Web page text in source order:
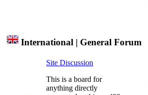
International | General Forum
Site Discussion
This is a board for
anything directly